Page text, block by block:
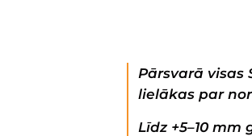
Pārsvarā visas
lielākas par
Līdz +5–10 mm